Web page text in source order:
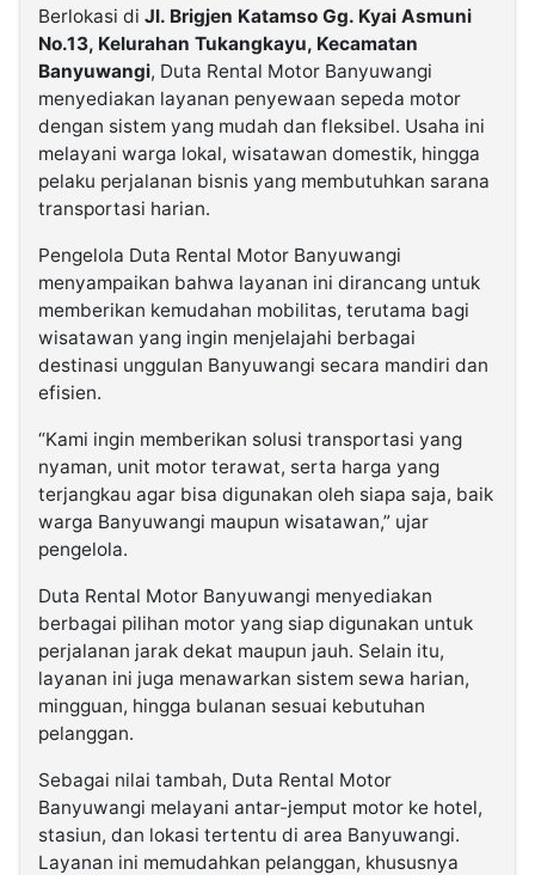
Berlokasi di Jl. Brigjen Katamso Gg. Kyai Asmuni
No.13, Kelurahan Tukangkayu, Kecamatan
Banyuwangi, Duta Rental Motor Banyuwangi
menyediakan layanan penyewaan sepeda motor
dengan sistem yang mudah dan fleksibel. Usaha ini
melayani warga lokal, wisatawan domestik, hingga
pelaku perjalanan bisnis yang membutuhkan sarana
transportasi harian.
Pengelola Duta Rental Motor Banyuwangi
menyampaikan bahwa layanan ini dirancang untuk
memberikan kemudahan mobilitas, terutama bagi
wisatawan yang ingin menjelajahi berbagai
destinasi unggulan Banyuwangi secara mandiri dan
efisien.
“Kami ingin memberikan solusi transportasi yang
nyaman, unit motor terawat, serta harga yang
terjangkau agar bisa digunakan oleh siapa saja, baik
warga Banyuwangi maupun wisatawan,” ujar
pengelola.
Duta Rental Motor Banyuwangi menyediakan
berbagai pilihan motor yang siap digunakan untuk
perjalanan jarak dekat maupun jauh. Selain itu,
layanan ini juga menawarkan sistem sewa harian,
mingguan, hingga bulanan sesuai kebutuhan
pelanggan.
Sebagai nilai tambah, Duta Rental Motor
Banyuwangi melayani antar-jemput motor ke hotel,
stasiun, dan lokasi tertentu di area Banyuwangi.
Layanan ini memudahkan pelanggan, khususnya